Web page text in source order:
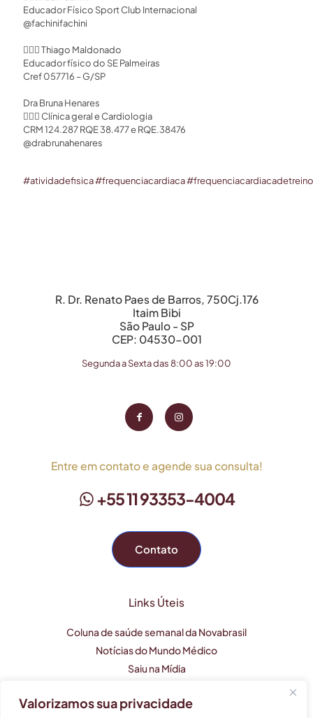
Valorizamos sua privacidade
Educador Físico Sport Club Internacional⁣
@fachinifachini⁣
🏃🏻‍♂️Thiago Maldonado⁣
Educador físico do SE Palmeiras⁣
Cref 057716 – G/SP⁣
Dra Bruna Henares⁣⁣
👩🏻‍⚕️ Clínica geral e Cardiologia ⁣⁣
CRM 124.287 RQE 38.477 e RQE.38476 ⁣⁣
@drabrunahenares ⁣
#atividadefisica#frequenciacardiaca#frequenciacardiacadetreino
R. Dr. Renato Paes de Barros, 750Cj.176
Itaim Bibi
São Paulo - SP
CEP: 04530-001
Segunda a Sexta das 8:00 as 19:00
Entre em contato e agende sua consulta!
+55 11 93353-4004
Contato
Links Úteis
Coluna de saúde semanal da Novabrasil
Notícias do Mundo Médico
Saiu na Mídia